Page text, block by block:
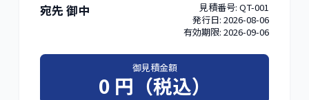
宛先 御中 見積番号: QT-001
発行日: 2026-08-06
有効期限: 2026-09-06
御見積金額
0 円（税込）